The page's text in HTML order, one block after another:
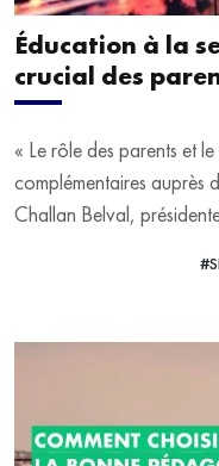
Éducation à la
crucial des
« Le rôle des parents et
complémentaires auprès
Challan Belval,
et affectives autour de la
l'éducation à la sexualité
les parents ne doivent